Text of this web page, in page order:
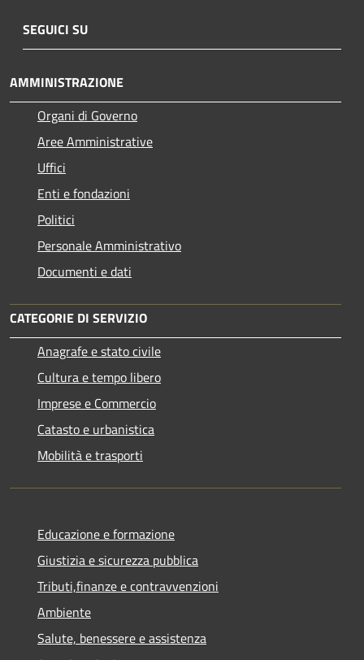
SEGUICI SU
AMMINISTRAZIONE
Organi di Governo
Aree Amministrative
Uffici
Enti e fondazioni
Politici
Personale Amministrativo
Documenti e dati
CATEGORIE DI SERVIZIO
Anagrafe e stato civile
Cultura e tempo libero
Imprese e Commercio
Catasto e urbanistica
Mobilità e trasporti
Educazione e formazione
Giustizia e sicurezza pubblica
Tributi,finanze e contravvenzioni
Ambiente
Salute, benessere e assistenza